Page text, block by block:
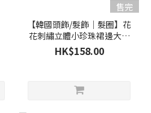
售完
【韓國頭飾/髮飾｜髮圈】花
花刺繡立體小珍珠裙邊大髮
圈／3色
HK$158.00